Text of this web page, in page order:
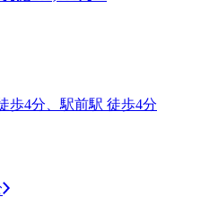
歩4分、駅前駅 徒歩4分